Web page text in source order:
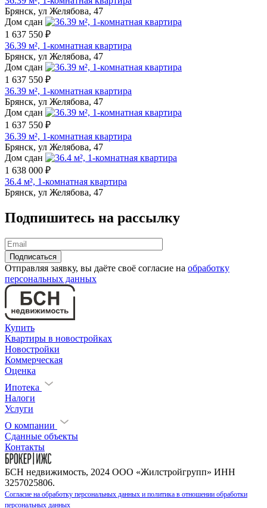
Брянск, ул Желябова, 47
Дом сдан
1 637 550 ₽
36.39 м², 1-комнатная квартира
Брянск, ул Желябова, 47
Дом сдан
1 637 550 ₽
36.39 м², 1-комнатная квартира
Брянск, ул Желябова, 47
Дом сдан
1 637 550 ₽
36.39 м², 1-комнатная квартира
Брянск, ул Желябова, 47
Дом сдан
1 638 000 ₽
36.4 м², 1-комнатная квартира
Брянск, ул Желябова, 47
Подпишитесь на рассылку
Отправляя заявку, вы даёте своё согласие на обработку
персональных данных
Купить
Квартиры в новостройках
Новостройки
Коммерческая
Оценка
Ипотека
Налоги
Услуги
О компании
Сданные объекты
Контакты
БСН недвижимость, 2024 ООО «Жилстройгрупп» ИНН
3257025806.
Согласие на обработку персональных данных и политика в отношении обработки
персональных данных